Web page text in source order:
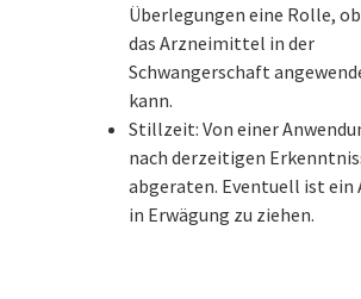
Überlegungen eine Rolle,
das Arzneimittel in der
Schwangerschaft
kann.
Stillzeit: Von einer
nach derzeitigen
abgeraten. Eventuell ist ein
in Erwägung zu ziehen.